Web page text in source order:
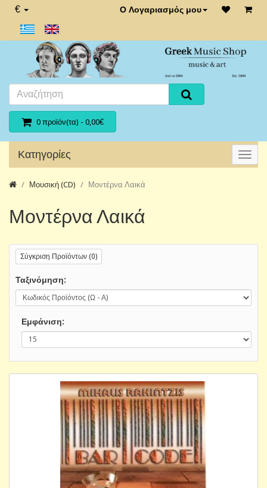
€ Ο Λογαριασμός μου
0 προϊόν(τα) - 0,00€
Κατηγορίες
Μουσική (CD) Μοντέρνα Λαικά
Μοντέρνα Λαικά
Σύγκριση Προϊόντων (0)
Ταξινόμηση:
Εμφάνιση: